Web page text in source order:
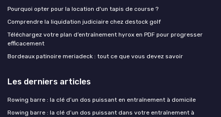
Pourquoi opter pour la location d'un tapis de course ?
Comprendre la liquidation judiciaire chez destock golf
Téléchargez votre plan d’entraînement hyrox en PDF pour progresser
efficacement
Bordeaux patinoire meriadeck : tout ce que vous devez savoir
Les derniers articles
Rowing barre : la clé d’un dos puissant en entraînement à domicile
Rowing barre : la clé d’un dos puissant dans votre entraînement à